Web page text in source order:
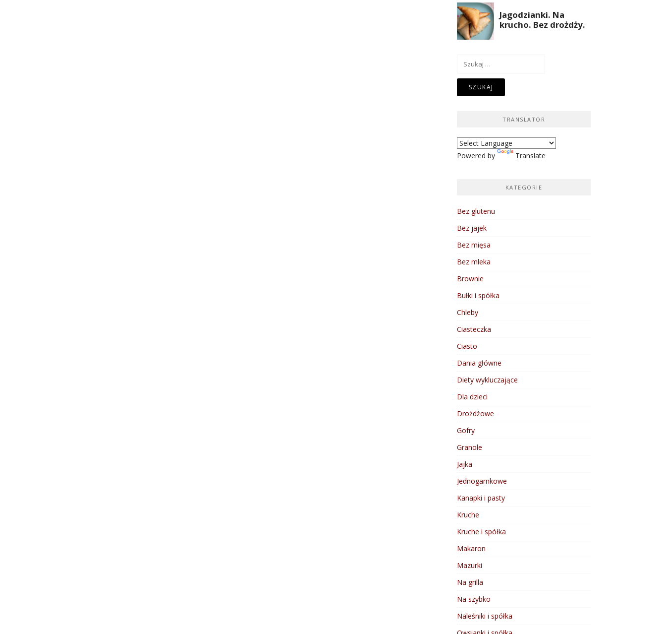
Szukaj:
TRANSLATOR
Powered by Translate
KATEGORIE
Bez glutenu
Bez jajek
Bez mięsa
Bez mleka
Brownie
Bułki i spółka
Chleby
Ciasteczka
Ciasto
Dania główne
Diety wykluczające
Dla dzieci
Drożdżowe
Gofry
Granole
Jajka
Jednogarnkowe
Kanapki i pasty
Kruche
Kruche i spółka
Makaron
Mazurki
Na grilla
Na szybko
Naleśniki i spółka